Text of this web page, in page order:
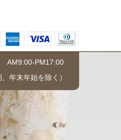
AM9:00-PM17:00
年末年始を除く）